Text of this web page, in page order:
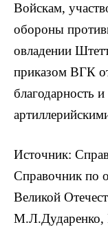
Войскам,
обороны
овладении
приказом ВГК
благодарность
Источник:
Справочник по
Великой
М.Л.Дударенко,